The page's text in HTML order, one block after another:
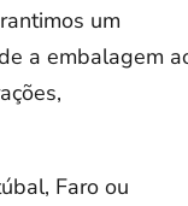
um
a embalagem
Faro ou